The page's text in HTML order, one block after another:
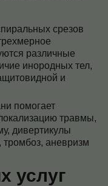
срезов
различные
инородных тел,
и
помогает
травмы,
дивертикулы
аневризм
услуг